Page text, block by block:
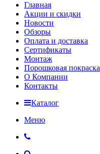
Главная
Акции и скидки
Новости
Обзоры
Оплата и доставка
Сертификаты
Монтаж
Порошковая покраска
О Компании
Контакты
Каталог
Меню